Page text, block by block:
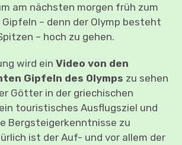
am nächsten morgen früh zum
– denn der Olymp besteht
– hoch zu gehen.
wird einVideo von den
Gipfeln des Olymps zu sehen
Götter in der griechischen
touristisches Ausflugsziel und
Bergsteigerkenntnisse zu
ist der Auf- und vor allem der